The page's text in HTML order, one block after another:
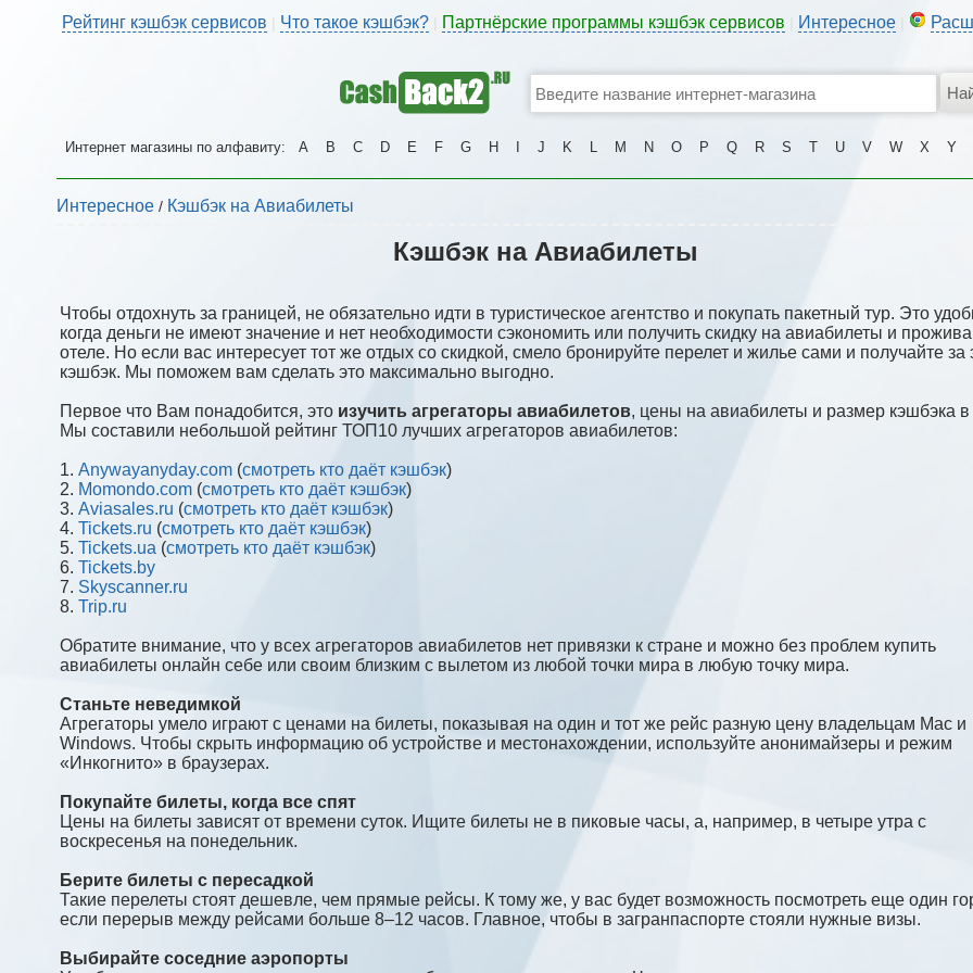
Рейтинг кэшбэк сервисов Что такое кэшбэк? Партнёрские программы кэшбэк сервисов Интересное
Интернет магазины по алфавиту: A B C D E F G H J K L M N O P Q R S T U V W X Y
Интересное / Кэшбэк на Авиабилеты
Кэшбэк на Авиабилеты
Чтобы отдохнуть за границей, не обязательно идти в туристическое агентство и покупать пакетный тур. Это
когда деньги не имеют значение и нет необходимости сэкономить или получить скидку на авиабилеты и
отеле. Но если вас интересует тот же отдых со скидкой, смело бронируйте перелет и жилье сами и получайте за
кэшбэк. Мы поможем вам сделать это максимально выгодно.
Первое что Вам понадобится, это изучить агрегаторы авиабилетов, цены на авиабилеты и размер кэшбэка в
Мы составили небольшой рейтинг ТОП10 лучших агрегаторов авиабилетов:
1. Anywayanyday.com (смотреть кто даёт кэшбэк)
2. Momondo.com (смотреть кто даёт кэшбэк)
3. Aviasales.ru (смотреть кто даёт кэшбэк)
4. Tickets.ru (смотреть кто даёт кэшбэк)
5. Tickets.ua (смотреть кто даёт кэшбэк)
6. Tickets.by
7. Skyscanner.ru
8. Trip.ru
Обратите внимание, что у всех агрегаторов авиабилетов нет привязки к стране и можно без проблем купить
авиабилеты онлайн себе или своим близким с вылетом из любой точки мира в любую точку мира.
Станьте неведимкой
Агрегаторы умело играют с ценами на билеты, показывая на один и тот же рейс разную цену владельцам Mac и
Windows. Чтобы скрыть информацию об устройстве и местонахождении, используйте анонимайзеры и режим
«Инкогнито» в браузерах.
Покупайте билеты, когда все спят
Цены на билеты зависят от времени суток. Ищите билеты не в пиковые часы, а, например, в четыре утра с
воскресенья на понедельник.
Берите билеты с пересадкой
Такие перелеты стоят дешевле, чем прямые рейсы. К тому же, у вас будет возможность посмотреть еще один
если перерыв между рейсами больше 8–12 часов. Главное, чтобы в загранпаспорте стояли нужные визы.
Выбирайте соседние аэропорты